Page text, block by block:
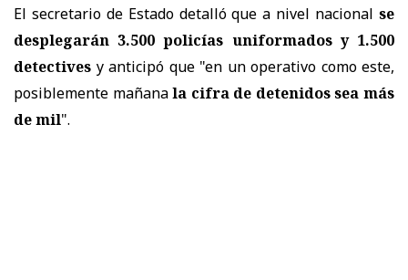
El secretario de Estado detalló que a nivel nacional se
desplegarán 3.500 policías uniformados y 1.500
detectives y anticipó que "en un operativo como este,
posiblemente mañanala cifra de detenidos sea más
de mil".